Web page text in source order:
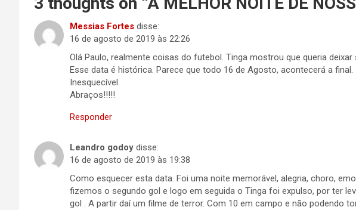
Messias Fortes disse:
16 de agosto de 2019 às 22:26
Olá Paulo, realmente coisas do futebol. Tinga mostrou que queria
Esse data é histórica. Parece que todo 16 de Agosto, acontecerá a final.
Inesquecível.
Abraços!!!!!
Responder
Leandro godoy disse:
16 de agosto de 2019 às 19:38
Como esquecer esta data. Foi uma noite memorável, alegria, choro,
fizemos o segundo gol e logo em seguida o Tinga foi expulso, por ter
gol . A partir daí um filme de terror. Com 10 em campo e não podendo